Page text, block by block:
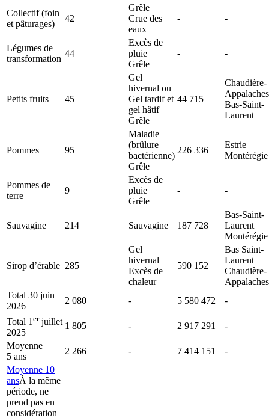
Collectif (foin
et pâturages)
42
Grêle
Crue des
eaux
- -
Légumes de
transformation
44
Excès de
pluie
Grêle
- -
Petits fruits 45
Gel
hivernal ou
Gel tardif et
gel hâtif
Grêle
44 715
Chaudière-
Appalaches
Bas-Saint-
Laurent
Pommes 95
Maladie
(brûlure
bactérienne)
Grêle
226 336
Estrie
Montérégie
Pommes de
terre
9
Excès de
pluie
Grêle
- -
Sauvagine 214 Sauvagine 187 728
Bas-Saint-
Laurent
Montérégie
Sirop d’érable 285
Gel
hivernal
Excès de
chaleur
590 152
Bas Saint-
Laurent
Chaudière-
Appalaches
Total 30 juin
2026
2 080 - 5 580 472 -
Total 1 erjuillet
2025
1 805 - 2 917 291
-
Moyenne
5 ans
2 266 - 7 414 151
-
Moyenne 10
ansÀ la même
période, ne
prend pas en
considération